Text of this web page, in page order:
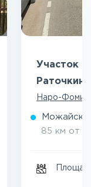
Участок 9
Наро-
85 км от